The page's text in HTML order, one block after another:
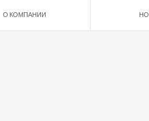
О КОМПАНИИ